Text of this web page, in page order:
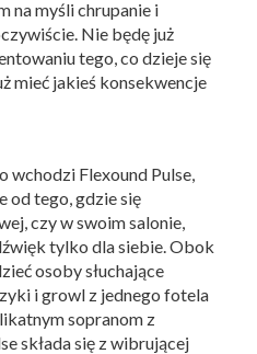
na myśli chrupanie i
Nie będę już
tego, co dzieje się
mieć jakieś konsekwencje
wchodzi Flexound Pulse,
od tego, gdzie się
czy w swoim salonie,
tylko dla siebie. Obok
osoby słuchające
i growl z jednego fotela
sopranom z
składa się z wibrującej